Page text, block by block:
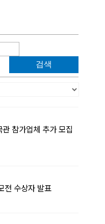
검색
참가업체 추가 모집
전 수상자 발표